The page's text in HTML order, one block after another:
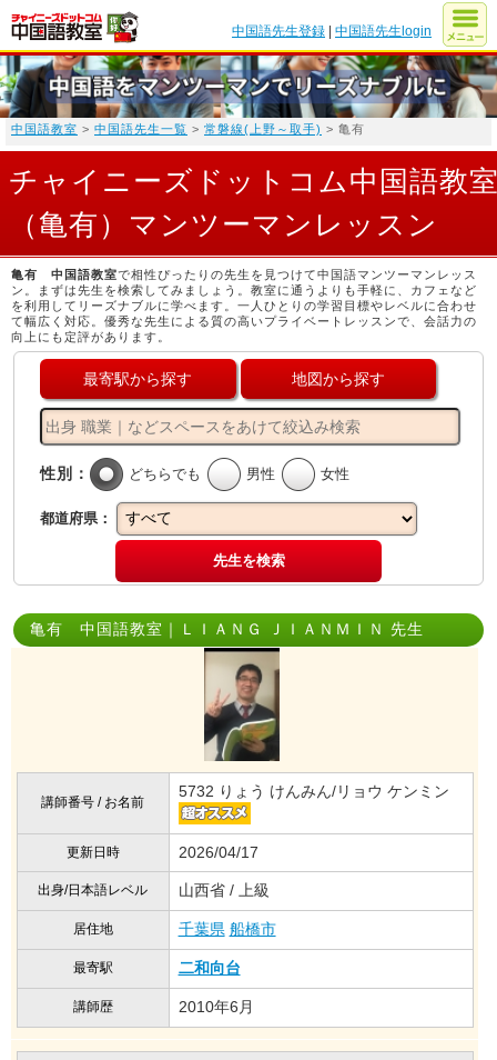
中国語先生登録 |中国語先生login
中国語教室 > 中国語先生一覧 > 常磐線(上野～取手) > 亀有
チャイニーズドットコム中国語教
（亀有）マンツーマンレッスン
亀有 中国語教室で相性ぴったりの先生を見つけて中国語マンツーマンレッス
ン。まずは先生を検索してみましょう。教室に通うよりも手軽に、カフェなど
を利用してリーズナブルに学べます。一人ひとりの学習目標やレベルに合わせ
て幅広く対応。優秀な先生による質の高いプライベートレッスンで、会話力の
向上にも定評があります。
最寄駅から探す 地図から探す
性別： どちらでも 男性 女性
都道府県：
先生を検索
亀有 中国語教室｜ＬＩＡＮＧ ＪＩＡＮＭＩＮ 先生
講師番号 / お名前
5732 りょう けんみん/リョウ ケンミン
更新日時 2026/04/17
出身/日本語レベル 山西省 / 上級
居住地 千葉県 船橋市
最寄駅 二和向台
講師歴 2010年6月